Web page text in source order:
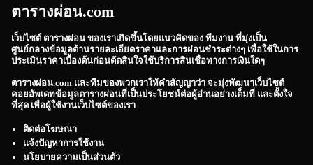
ตารางผ่อน.com
เว็บไซต์ ตารางผ่อน ของเราเกิดขึ้นโดยแนวคิดของ ทีมงาน ที่มุ่งเป็น
ศูนย์กลางข้อมูลด้านรายละเอียดราคาและการผ่อนชำระต่างๆ เพื่อใช้ในการ
ประเมินราคาเบื้องต้นก่อนตัดสินใจใช้บริการสินเชื่อทางการเงินใดๆ
ตารางผ่อน.com และทีมของพวกเราให้คำสัญญาว่า จะมุ่งพัฒนาเว็บไซต์
คอยอัพเดทข้อมูลตารางผ่อนที่เป็นประโยชน์ต่อผู้อ่านอย่างเต็มที่ และตั้งใจ
ที่สุด เพื่อผู้ใช้งานเว็บไซต์ของเรา
ติดต่อโฆษณา
แจ้งปัญหาการใช้งาน
นโยบายความเป็นส่วนตัว